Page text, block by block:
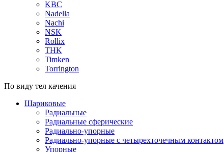
KBC
Nadella
Nachi
NSK
Rollix
THK
Timken
Torrington
По виду тел качения
Шариковые
Радиальные
Радиальные сферические
Радиально-упорные
Радиально-упорные с четырехточечным контактом
Упорные